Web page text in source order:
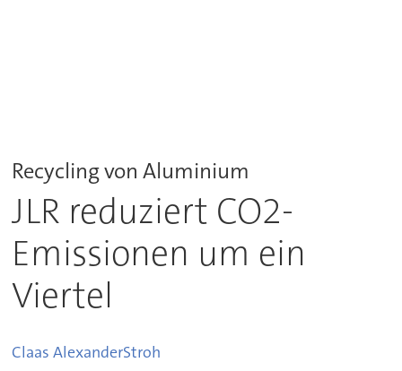
Recycling von Aluminium
JLR reduziert CO2-
Emissionen um ein
Viertel
Claas AlexanderStroh